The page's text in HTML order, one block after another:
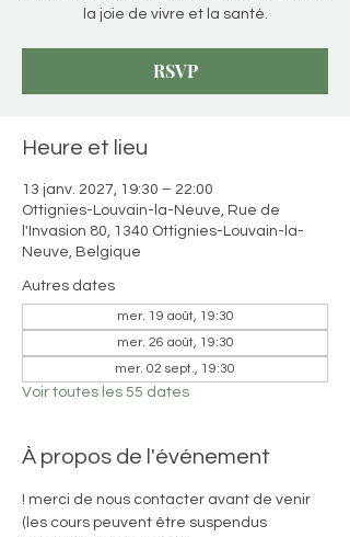
la joie de vivre et la santé.
RSVP
Heure et lieu
13 janv. 2027, 19:30 – 22:00
Ottignies-Louvain-la-Neuve, Rue de
l'Invasion 80, 1340 Ottignies-Louvain-la-
Neuve, Belgique
Autres dates
mer. 19 août, 19:30
mer. 26 août, 19:30
mer. 02 sept., 19:30
Voir toutes les 55 dates
À propos de l'événement
! merci de nous contacter avant de venir
(les cours peuvent être suspendus